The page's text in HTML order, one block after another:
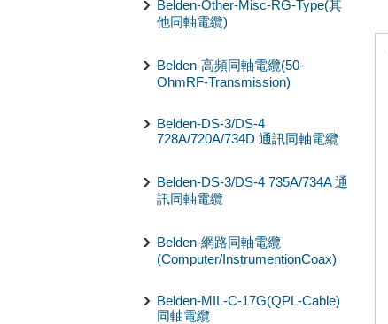
Belden-Other-Misc-RG-Type(其
他同軸電纜)
Belden-高頻同軸電纜(50-
OhmRF-Transmission)
Belden-DS-3/DS-4
728A/720A/734D 通訊同軸電纜
Belden-DS-3/DS-4 735A/734A 通
訊同軸電纜
Belden-網路同軸電纜
(Computer/InstrumentionCoax)
Belden-MIL-C-17G(QPL-Cable)
同軸電纜